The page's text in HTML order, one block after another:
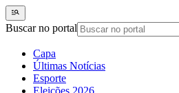
Buscar no portal
Capa
Últimas Notícias
Esporte
Eleições 2026